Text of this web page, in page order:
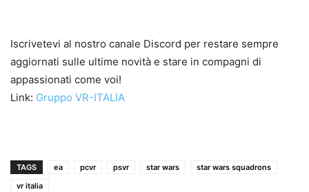
Iscrivetevi al nostro canale Discord per restare sempre
aggiornati sulle ultime novità e stare in compagni di
appassionati come voi!
Link: Gruppo VR-ITALIA
TAGS ea pcvr psvr star wars
star wars squadrons
vr italia